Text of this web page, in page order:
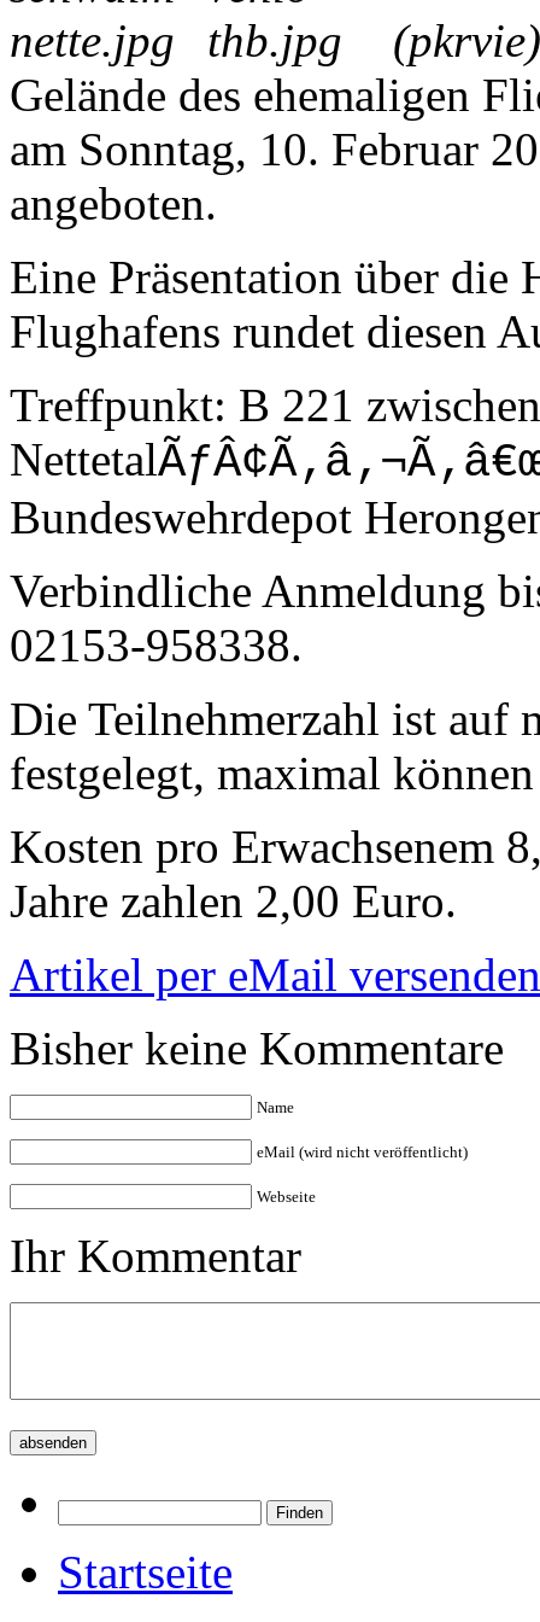
(pkrvie)
Gelände des ehemaligen
am Sonntag, 10. Februar
angeboten.
Eine Präsentation über die
Flughafens rundet diesen
Treffpunkt: B 221
Nettetal
Bundeswehrdepot
Verbindliche Anmeldung
02153-958338.
Die Teilnehmerzahl ist auf
festgelegt, maximal
Kosten pro Erwachsenem
Jahre zahlen 2,00 Euro.
Artikel per eMail versenden
Bisher keine Kommentare
Name
eMail (wird nicht veröffentlicht)
Webseite
Ihr Kommentar
Startseite